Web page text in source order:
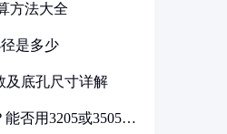
方法大全
是多少
及底孔尺寸详解
否用3205或3505代